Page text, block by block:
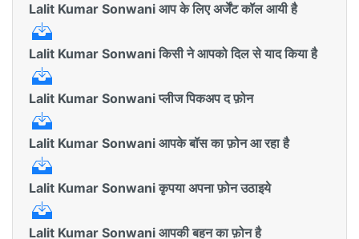
Lalit Kumar Sonwani आप के लिए अर्जेंट कॉल आयी है
Lalit Kumar Sonwani किसी ने आपको दिल से याद किया है
Lalit Kumar Sonwani प्लीज पिकअप द फ़ोन
Lalit Kumar Sonwani आपके बॉस का फ़ोन आ रहा है
Lalit Kumar Sonwani कृपया अपना फ़ोन उठाइये
Lalit Kumar Sonwani आपकी बहन का फ़ोन है